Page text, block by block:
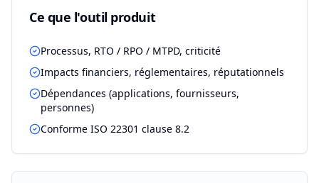
Ce que l'outil produit
Processus, RTO / RPO / MTPD, criticité
Impacts financiers, réglementaires, réputationnels
Dépendances (applications, fournisseurs,
personnes)
Conforme ISO 22301 clause 8.2